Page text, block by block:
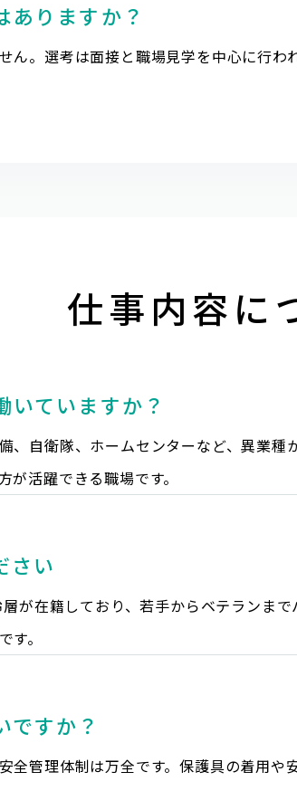
ありますか？
ん。選考は面接と職場見学を中心に行われ
仕事内容に
いていますか？
、自衛隊、ホームセンターなど、異業
活躍できる職場です。
さい
が在籍しており、若手からベテランま
。
ですか？
全管理体制は万全です。保護具の着用